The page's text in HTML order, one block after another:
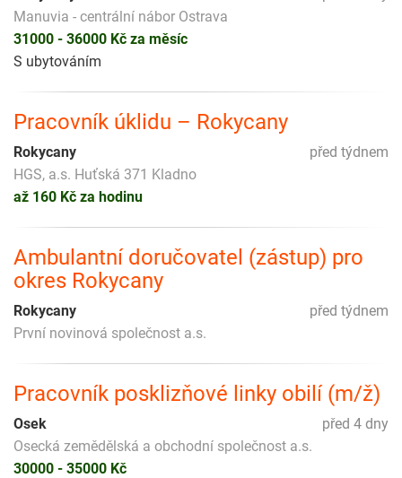
Manuvia - centrální nábor Ostrava
31000 - 36000 Kč za měsíc
S ubytováním
Pracovník úklidu – Rokycany
před týdnem
Rokycany
HGS, a.s. Huťská 371 Kladno
až 160 Kč za hodinu
Ambulantní doručovatel (zástup) pro
okres Rokycany
před týdnem
Rokycany
První novinová společnost a.s.
Pracovník posklizňové linky obilí (m/ž)
před 4 dny
Osek
Osecká zemědělská a obchodní společnost a.s.
30000 - 35000 Kč